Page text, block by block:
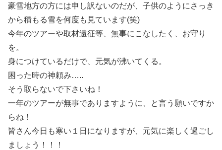
豪雪地方の方には申し訳ないのだが、子供のようにさっき
から積もる雪を何度も見ています(笑)
今年のツアーや取材遠征等、無事にこなしたく、お守り
を。
身につけているだけで、元気が沸いてくる。
困った時の神頼み…..
そう取らないで下さいね！
一年のツアーが無事でありますように、と言う願いですか
らね！
皆さん今日も寒い１日になりますが、元気に楽しく過ごし
ましょう！！！